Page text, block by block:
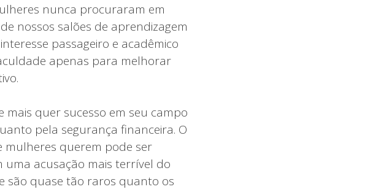
nunca procuraram em
nossos salões de aprendizagem
passageiro e acadêmico
apenas para melhorar
quer sucesso em seu campo
pela segurança financeira. O
mulheres querem pode ser
uma acusação mais terrível do
são quase tão raros quanto os